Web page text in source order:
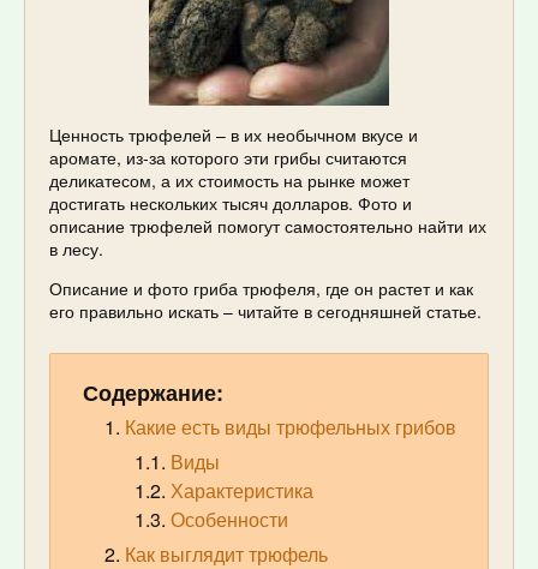
Ценность трюфелей – в их необычном вкусе и
аромате, из-за которого эти грибы считаются
деликатесом, а их стоимость на рынке может
достигать нескольких тысяч долларов. Фото и
описание трюфелей помогут самостоятельно найти их
в лесу.
Описание и фото гриба трюфеля, где он растет и как
его правильно искать – читайте в сегодняшней статье.
Содержание:
Какие есть виды трюфельных грибов
Виды
Характеристика
Особенности
Как выглядит трюфель